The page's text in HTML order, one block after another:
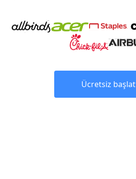
Ücretsiz başlat